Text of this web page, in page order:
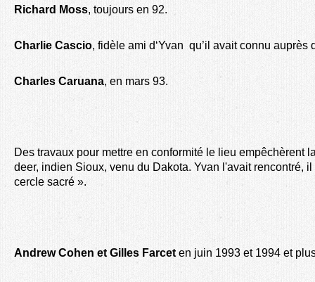
Richard Moss, toujours en 92.
Charlie Cascio, fidèle ami d‘Yvan qu’il avait connu auprès
Charles Caruana, en mars 93.
Des travaux pour mettre en conformité le lieu empêchèrent
deer, indien Sioux, venu du Dakota. Yvan l'avait rencontré,
cercle sacré ».
Andrew Cohen et Gilles Farceten juin 1993 et 1994 et